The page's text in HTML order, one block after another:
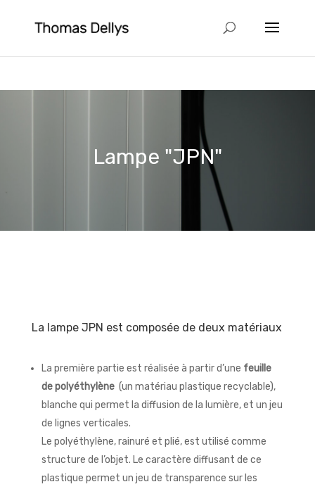
Lampe "JPN"
La lampe JPN est composée de deux matériaux
La première partie est réalisée à partir d’une feuille
depolyéthylène (un matériau plastique recyclable),
blanche qui permet la diffusion de la lumière, et un jeu
de lignes verticales.
Le polyéthylène, rainuré et plié, est utilisé comme
structure de l’objet. Le caractère diffusant de ce
plastique permet un jeu de transparence sur les